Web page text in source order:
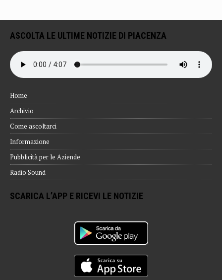
ASCOLTA LE ULTIME NOTIZIE DI PIACENZA
Home
Archivio
Come ascoltarci
Informazione
Pubblicità per le Aziende
Radio Sound
SCARICA L’APP E RICEVI LE NOTIZIE